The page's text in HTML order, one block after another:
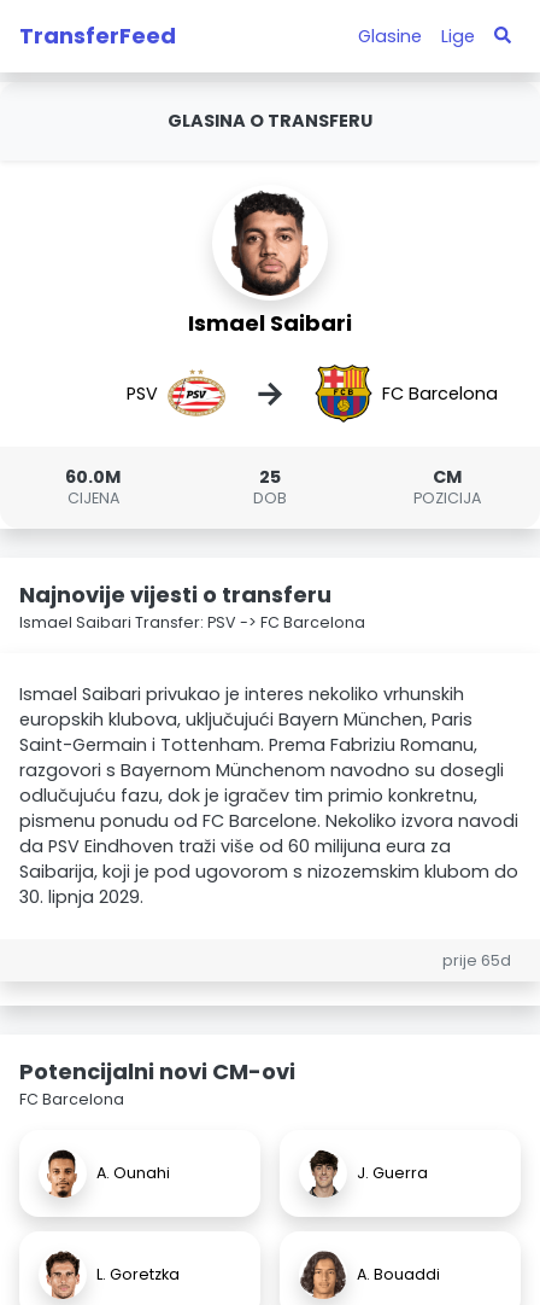
TransferFeed Glasine Lige
GLASINA O TRANSFERU
Ismael Saibari
PSV → FC Barcelona
60.0M
CIJENA
25
DOB
CM
POZICIJA
Najnovije vijesti o transferu
Ismael Saibari Transfer: PSV -> FC Barcelona
Ismael Saibari privukao je interes nekoliko vrhunskih
europskih klubova, uključujući Bayern München, Paris
Saint-Germain i Tottenham. Prema Fabriziu Romanu,
razgovori s Bayernom Münchenom navodno su dosegli
odlučujuću fazu, dok je igračev tim primio konkretnu,
pismenu ponudu od FC Barcelone. Nekoliko izvora navodi
da PSV Eindhoven traži više od 60 milijuna eura za
Saibarija, koji je pod ugovorom s nizozemskim klubom do
30. lipnja 2029.
prije 65d
Potencijalni novi CM-ovi
FC Barcelona
A. Ounahi J. Guerra
L. Goretzka A. Bouaddi